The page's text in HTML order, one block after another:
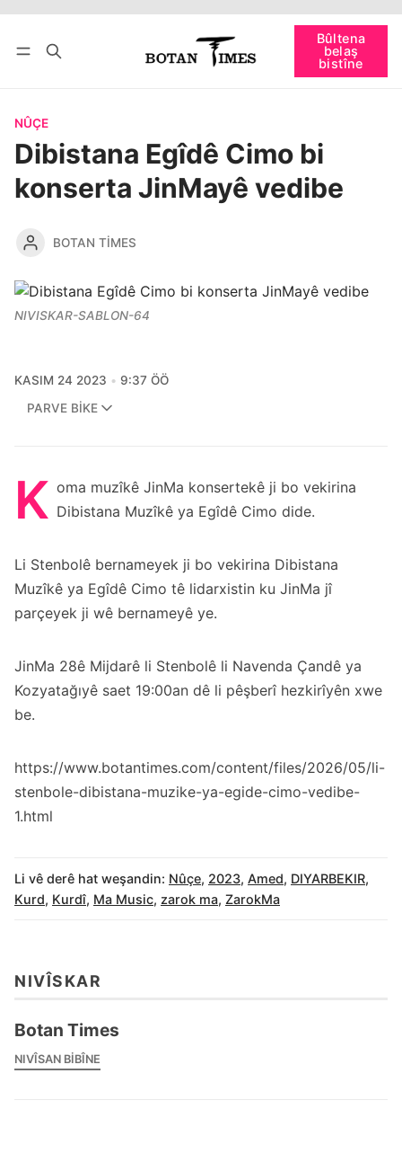
Bûltena
belaş
bistîne
bişopîne
NÛÇE
Dibistana Egîdê Cimo bi
konserta JinMayê vedibe
BOTAN TIMES
NIVISKAR-SABLON-64
KASIM 24 2023
9:37 ÖÖ
PARVE BIKE
K oma muzîkê JinMa konsertekê ji bo vekirina
Dibistana Muzîkê ya Egîdê Cimo dide.
Li Stenbolê bernameyek ji bo vekirina Dibistana
Muzîkê ya Egîdê Cimo tê lidarxistin ku JinMa jî
parçeyek ji wê bernameyê ye.
JinMa 28ê Mijdarê li Stenbolê li Navenda Çandê ya
Kozyatağıyê saet 19:00an dê li pêşberî hezkirîyên xwe
be.
https://www.botantimes.com/content/files/2026/05/li-
stenbole-dibistana-muzike-ya-egide-cimo-vedibe-
1.html
Li vê derê hat weşandin: Nûçe, 2023, Amed, DIYARBEKIR,
Kurd, Kurdî, Ma Music, zarok ma, ZarokMa
NIVÎSKAR
Botan Times
NIVÎSAN BIBÎNE